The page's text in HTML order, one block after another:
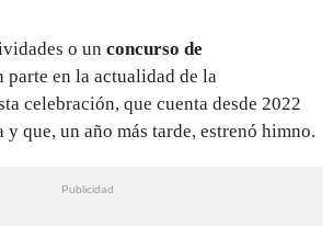
o un concurso de
parte en la actualidad de la
celebración, que cuenta desde 2022
y que, un año más tarde, estrenó himno.